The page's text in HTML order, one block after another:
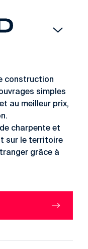
construction
simples
au meilleur prix,
charpente et
sur le territoire
grâce à